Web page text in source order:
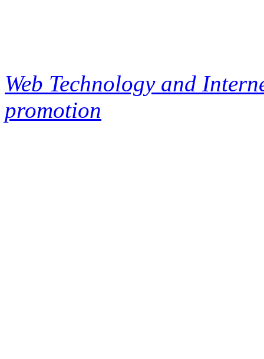
Web Technology and
promotion